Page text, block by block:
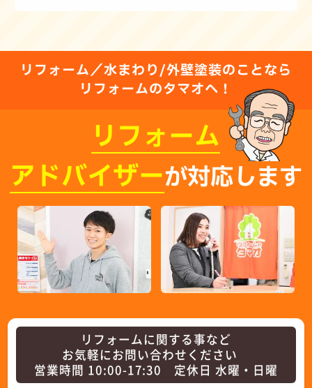
リフォーム／水まわり/外壁塗装のことなら
リフォームのタマオへ！
リフォーム
アドバイザーが対応します
リフォームに関する事など
お気軽にお問い合わせください
営業時間 10:00-17:30 定休日 水曜・日曜